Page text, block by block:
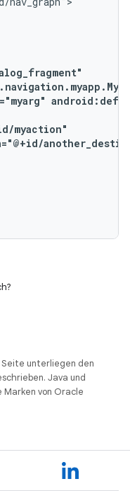
unterliegen den
Java und
von Oracle